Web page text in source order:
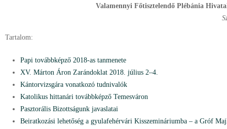
Valamennyi Főtisztelendő Plébánia
Tartalom:
Papi továbbképző 2018-as tanmenete
XV. Márton Áron Zarándoklat 2018. július 2–4.
Kántorvizsgára vonatkozó tudnivalók
Katolikus hittanári továbbképző Temesváron
Pasztorális Bizottságunk javaslatai
Beiratkozási lehetőség a gyulafehérvári Kisszemináriumba – a Gróf